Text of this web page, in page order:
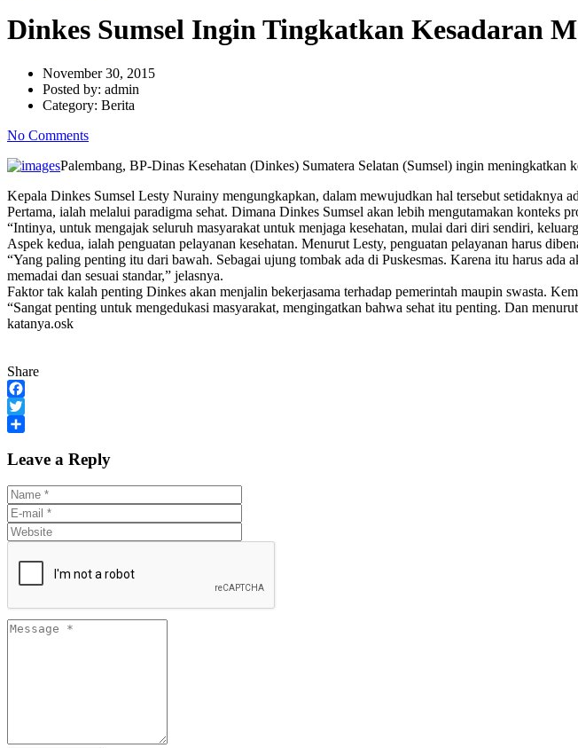
Dinkes Sumsel Ingin Tingkatkan Kesadaran
November 30, 2015
Posted by: admin
Category: Berita
No Comments
Palembang, BP-Dinas Kesehatan (Dinkes) Sumatera Selatan (Sumsel) ingin meningkatkan
Kepala Dinkes Sumsel Lesty Nurainy mengungkapkan, dalam mewujudkan hal tersebut setidaknya
Pertama, ialah melalui paradigma sehat. Dimana Dinkes Sumsel akan lebih mengutamakan konteks
“Intinya, untuk mengajak seluruh masyarakat untuk menjaga kesehatan, mulai dari diri sendiri,
Aspek kedua, ialah penguatan pelayanan kesehatan. Menurut Lesty, penguatan pelayanan harus
“Yang paling penting itu dari bawah. Sebagai ujung tombak ada di Puskesmas. Karena itu harus ada
memadai dan sesuai standar,” jelasnya.
Faktor tak kalah penting Dinkes akan menjalin bekerjasama terhadap pemerintah maupin swasta.
“Sangat penting untuk mengedukasi masyarakat, mengingatkan bahwa sehat itu penting. Dan
katanya.osk
Share
Facebook
Twitter
Leave a Reply